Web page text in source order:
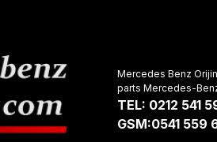
Mercedes Benz
TEL: 0212 541
GSM:0541 559